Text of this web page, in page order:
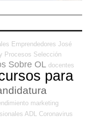
Emprendedores José
Procesos Selección
Sobre OL docentes
para
marketing
ADL
Coronavirus